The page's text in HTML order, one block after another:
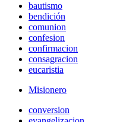
bautismo
bendición
comunion
confesion
confirmacion
consagracion
eucaristia
Misionero
conversion